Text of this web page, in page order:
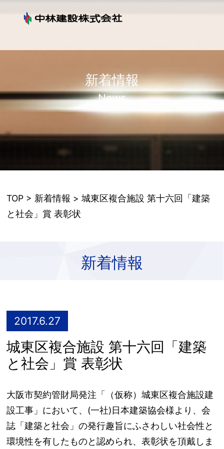
新着情報
News
TOP > 新着情報 > 城東区複合施設 第十六回「建築
と社会」賞 表彰状
新着情報
2017.6.27
城東区複合施設 第十六回「建築
と社会」賞 表彰状
大阪市契約管財局発注「（仮称）城東区複合施設建
設工事」において、(一社)日本建築協会様より、会
誌「建築と社会」の発行趣旨にふさわしい社会性と
環境性を有したものと認められ、表彰状を頂戴しま